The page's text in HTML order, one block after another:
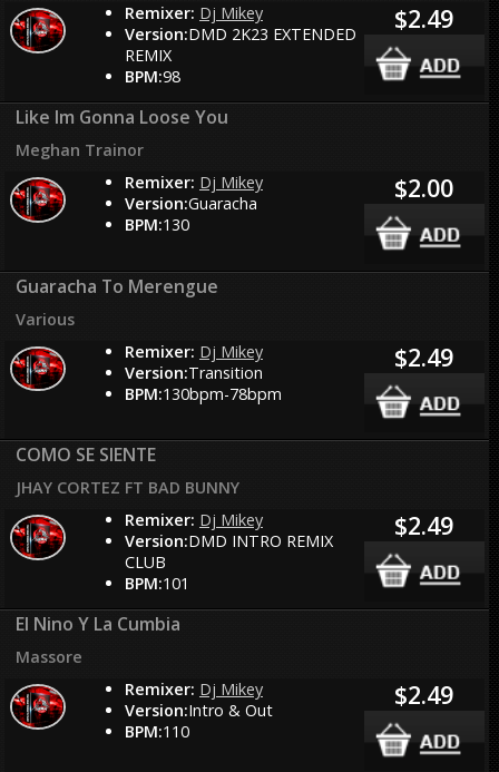
Remixer: Dj Mikey
Version:DMD 2K23 EXTENDED
REMIX
BPM:98
$2.49
Like Im Gonna Loose You
Meghan Trainor
Remixer: Dj Mikey
Version:Guaracha
BPM:130
$2.00
Guaracha To Merengue
Various
Remixer: Dj Mikey
Version:Transition
BPM:130bpm-78bpm
$2.49
COMO SE SIENTE
JHAY CORTEZ FT BAD BUNNY
Remixer: Dj Mikey
Version:DMD INTRO REMIX
CLUB
BPM:101
$2.49
El Nino Y La Cumbia
Massore
Remixer: Dj Mikey
Version:Intro & Out
BPM:110
$2.49